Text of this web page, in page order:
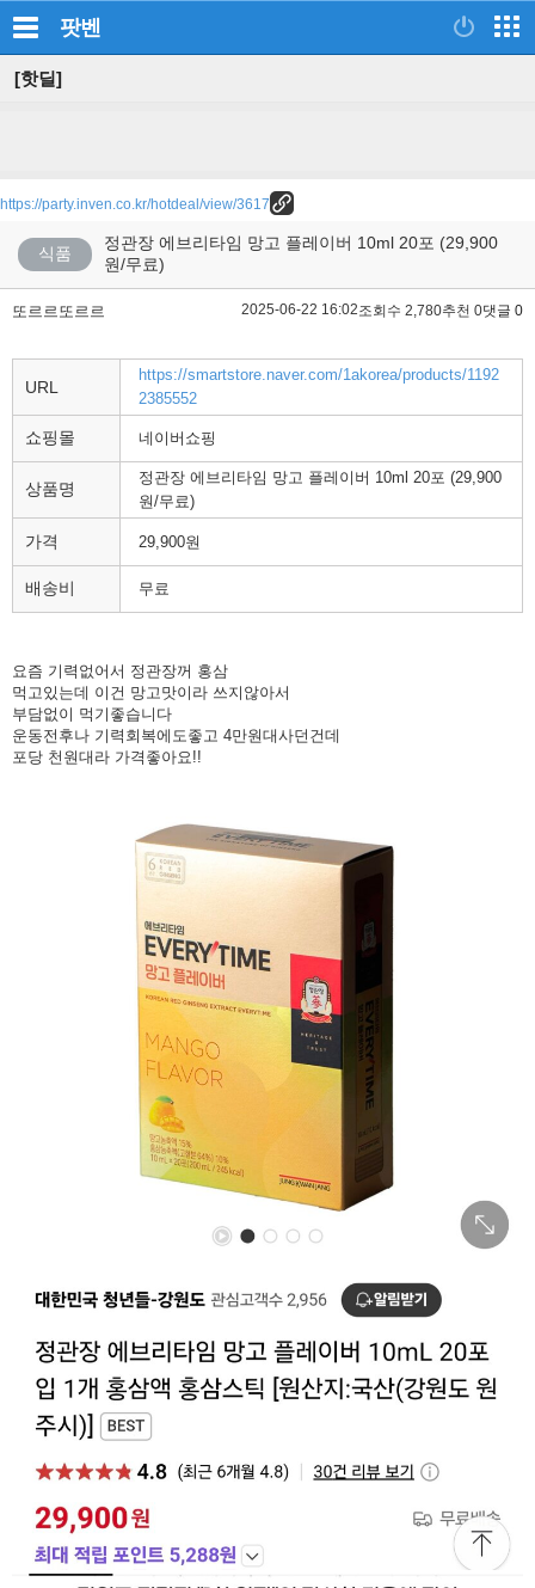
팟벤
[핫딜]
https://party.inven.co.kr/hotdeal/view/3617
식품
정관장 에브리타임 망고 플레이버 10ml 20포 (29,900
원/무료)
또르르또르르 2025-06-22 16:02조회수 2,780추천 0댓글 0
URL
https://smartstore.naver.com/1akorea/products/1192
2385552
쇼핑몰 네이버쇼핑
상품명
정관장 에브리타임 망고 플레이버 10ml 20포 (29,900
원/무료)
가격 29,900원
배송비 무료
요즘 기력없어서 정관장꺼 홍삼
먹고있는데 이건 망고맛이라 쓰지않아서
부담없이 먹기좋습니다
운동전후나 기력회복에도좋고 4만원대사던건데
포당 천원대라 가격좋아요!!